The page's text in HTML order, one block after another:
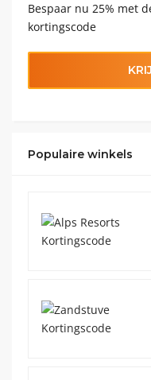
Bespaar nu 25% met
kortingscode
Populaire winkels